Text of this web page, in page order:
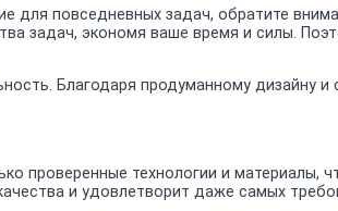
для повседневных задач, обратите
задач, экономя ваше время и силы.
Благодаря продуманному дизайну и
проверенные технологии и материалы,
и удовлетворит даже самых